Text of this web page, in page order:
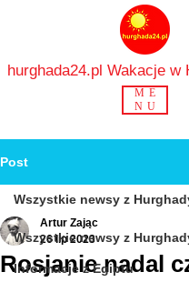
hurghada24.pl Wakacje w
ME
NU
Post
Wszystkie newsy z
Informacje z Egiptu
Wszystkie newsy z
Rosjanie nadal
Artur Zając
26 lip 2023